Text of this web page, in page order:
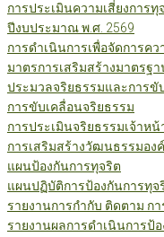
การประเมินความเสี่ยงการ
ปีงบประมาณ พ.ศ. 2569
การดำเนินการเพื่อจัดการค
มาตรการเสริมสร้างมาตรฐ
ประมวลจริยธรรมและการขั
การขับเคลื่อนจริยธรรม
การประเมินจริยธรรมเจ้าหน้
การเสริมสร้างวัฒนธรรมอง
แผนป้องกันการทุจริต
แผนปฏิบัติการป้องกันการทุจ
รายงานการกำกับ ติดตาม ก
รายงานผลการดำเนินการป้